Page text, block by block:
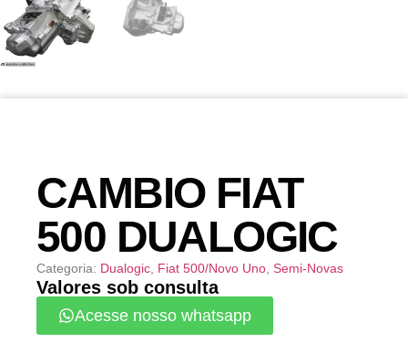
CAMBIO FIAT
500 DUALOGIC
Categoria: Dualogic Fiat 500/Novo Uno Semi-Novas
Valores sob consulta
Acesse nosso whatsapp